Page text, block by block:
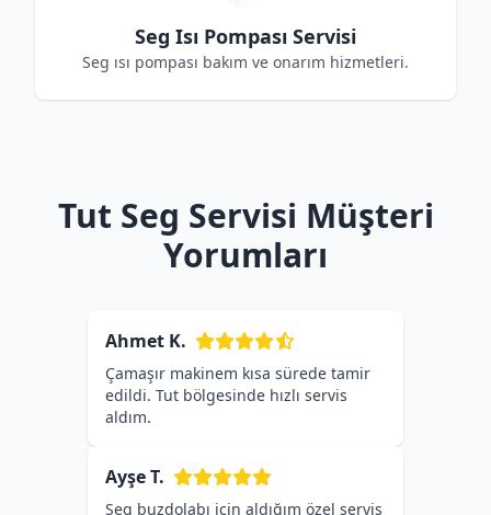
Seg Isı Pompası Servisi
Seg ısı pompası bakım ve onarım hizmetleri.
Tut Seg Servisi Müşteri
Yorumları
Ahmet K.
Çamaşır makinem kısa sürede tamir
edildi. Tut bölgesinde hızlı servis
aldım.
Ayşe T.
Seg buzdolabı için aldığım özel servis